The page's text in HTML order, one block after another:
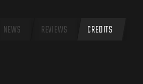
NEWS REVIEWS CREDITS